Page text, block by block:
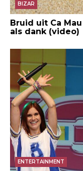
BIZAR
Bruid uit Ca
als dank (video)
ENTERTAINMENT